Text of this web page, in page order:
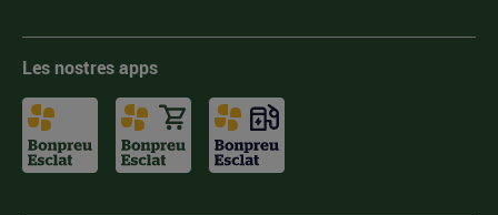
Les nostres apps